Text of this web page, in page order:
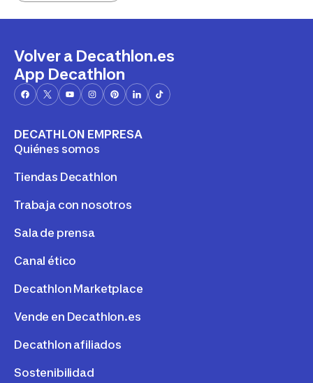
Volver a Decathlon.es
App Decathlon
DECATHLON EMPRESA
Quiénes somos
Tiendas Decathlon
Trabaja con nosotros
Sala de prensa
Canal ético
Decathlon Marketplace
Vende en Decathlon.es
Decathlon afiliados
Sostenibilidad